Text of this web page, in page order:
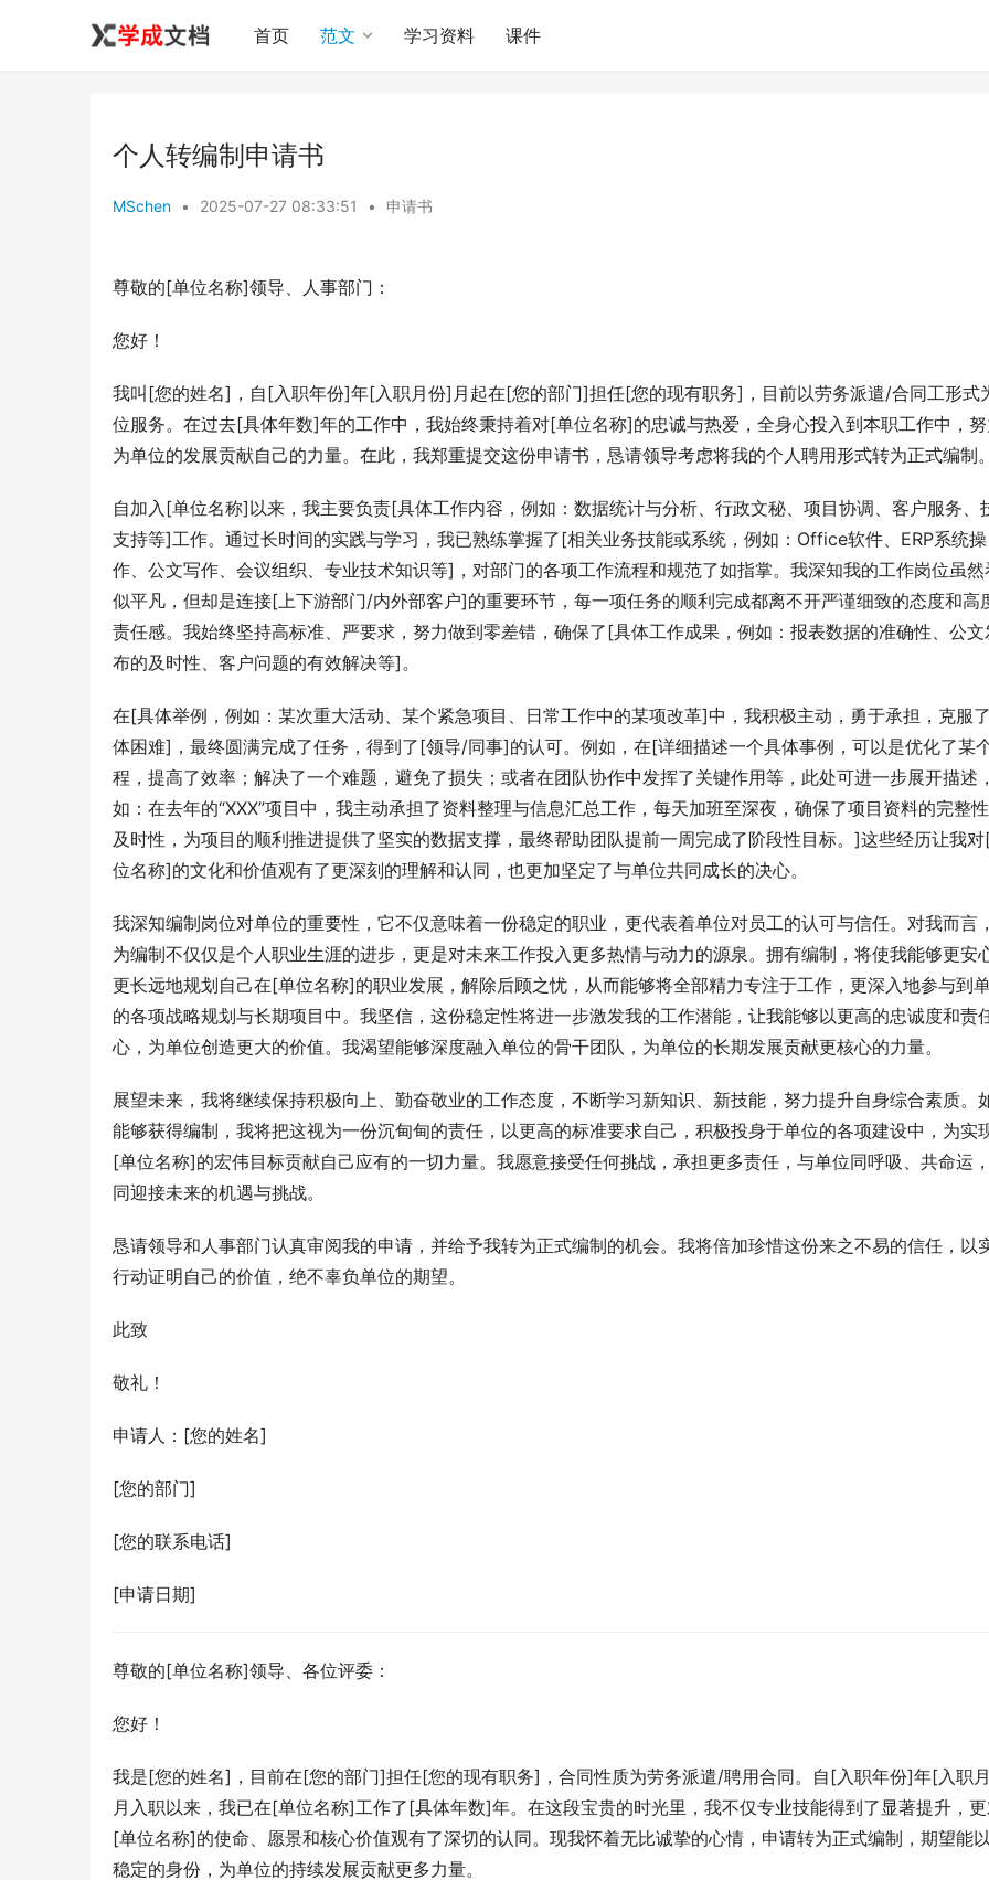
首页 范文 学习资料 课件
个人转编制申请书
MSchen • 2025-07-27 08:33:51 • 申请书
尊敬的[单位名称]领导、人事部门：
您好！
我叫[您的姓名]，自[入职年份]年[入职月份]月起在[您的部门]担任[您的现有职务]，目前以劳务派遣/合同工形式
位服务。在过去[具体年数]年的工作中，我始终秉持着对[单位名称]的忠诚与热爱，全身心投入到本职工作中，努
为单位的发展贡献自己的力量。在此，我郑重提交这份申请书，恳请领导考虑将我的个人聘用形式转为正式编制。
自加入[单位名称]以来，我主要负责[具体工作内容，例如：数据统计与分析、行政文秘、项目协调、客户服务、
支持等]工作。通过长时间的实践与学习，我已熟练掌握了[相关业务技能或系统，例如：Office软件、ERP系统操
作、公文写作、会议组织、专业技术知识等]，对部门的各项工作流程和规范了如指掌。我深知我的工作岗位虽然
似平凡，但却是连接[上下游部门/内外部客户]的重要环节，每一项任务的顺利完成都离不开严谨细致的态度和高
责任感。我始终坚持高标准、严要求，努力做到零差错，确保了[具体工作成果，例如：报表数据的准确性、公文
布的及时性、客户问题的有效解决等]。
在[具体举例，例如：某次重大活动、某个紧急项目、日常工作中的某项改革]中，我积极主动，勇于承担，克服
体困难]，最终圆满完成了任务，得到了[领导/同事]的认可。例如，在[详细描述一个具体事例，可以是优化了某
程，提高了效率；解决了一个难题，避免了损失；或者在团队协作中发挥了关键作用等，此处可进一步展开描述，
如：在去年的“XXX”项目中，我主动承担了资料整理与信息汇总工作，每天加班至深夜，确保了项目资料的完整
及时性，为项目的顺利推进提供了坚实的数据支撑，最终帮助团队提前一周完成了阶段性目标。]这些经历让我
位名称]的文化和价值观有了更深刻的理解和认同，也更加坚定了与单位共同成长的决心。
我深知编制岗位对单位的重要性，它不仅意味着一份稳定的职业，更代表着单位对员工的认可与信任。对我而言
为编制不仅仅是个人职业生涯的进步，更是对未来工作投入更多热情与动力的源泉。拥有编制，将使我能够更安心
更长远地规划自己在[单位名称]的职业发展，解除后顾之忧，从而能够将全部精力专注于工作，更深入地参与到
的各项战略规划与长期项目中。我坚信，这份稳定性将进一步激发我的工作潜能，让我能够以更高的忠诚度和责
心，为单位创造更大的价值。我渴望能够深度融入单位的骨干团队，为单位的长期发展贡献更核心的力量。
展望未来，我将继续保持积极向上、勤奋敬业的工作态度，不断学习新知识、新技能，努力提升自身综合素质。
能够获得编制，我将把这视为一份沉甸甸的责任，以更高的标准要求自己，积极投身于单位的各项建设中，为实
[单位名称]的宏伟目标贡献自己应有的一切力量。我愿意接受任何挑战，承担更多责任，与单位同呼吸、共命运
同迎接未来的机遇与挑战。
恳请领导和人事部门认真审阅我的申请，并给予我转为正式编制的机会。我将倍加珍惜这份来之不易的信任，以
行动证明自己的价值，绝不辜负单位的期望。
此致
敬礼！
申请人：[您的姓名]
[您的部门]
[您的联系电话]
[申请日期]
尊敬的[单位名称]领导、各位评委：
您好！
我是[您的姓名]，目前在[您的部门]担任[您的现有职务]，合同性质为劳务派遣/聘用合同。自[入职年份]年[入职
月入职以来，我已在[单位名称]工作了[具体年数]年。在这段宝贵的时光里，我不仅专业技能得到了显著提升，
[单位名称]的使命、愿景和核心价值观有了深切的认同。现我怀着无比诚挚的心情，申请转为正式编制，期望能
稳定的身份，为单位的持续发展贡献更多力量。